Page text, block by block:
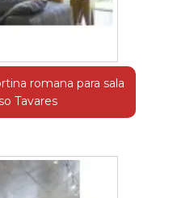
romana para sala
Tavares